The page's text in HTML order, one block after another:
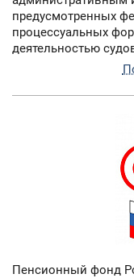
предусмотренных
процессуальных
деятельностью
дела по
надзорной
Пенсионный фонд